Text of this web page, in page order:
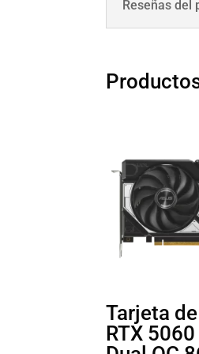
Reseñas del
Tarjeta
RTX 5060